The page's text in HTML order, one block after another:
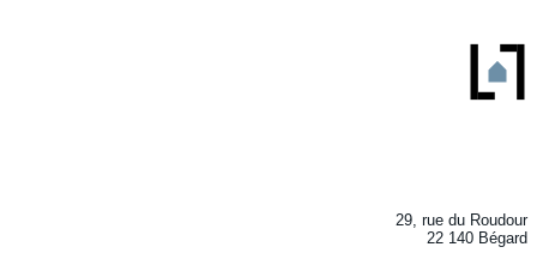
29, rue du Roudour
22 140 Bégard